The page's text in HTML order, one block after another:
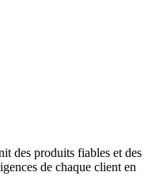
des produits fiables et des
de chaque client en